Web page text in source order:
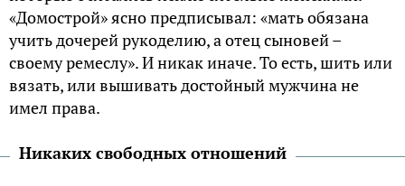
«Домострой» ясно предписывал: «мать обязана
учить дочерей рукоделию, а отец сыновей –
своему ремеслу». И никак иначе. То есть, шить или
вязать, или вышивать достойный мужчина не
имел права.
Никаких свободных отношений